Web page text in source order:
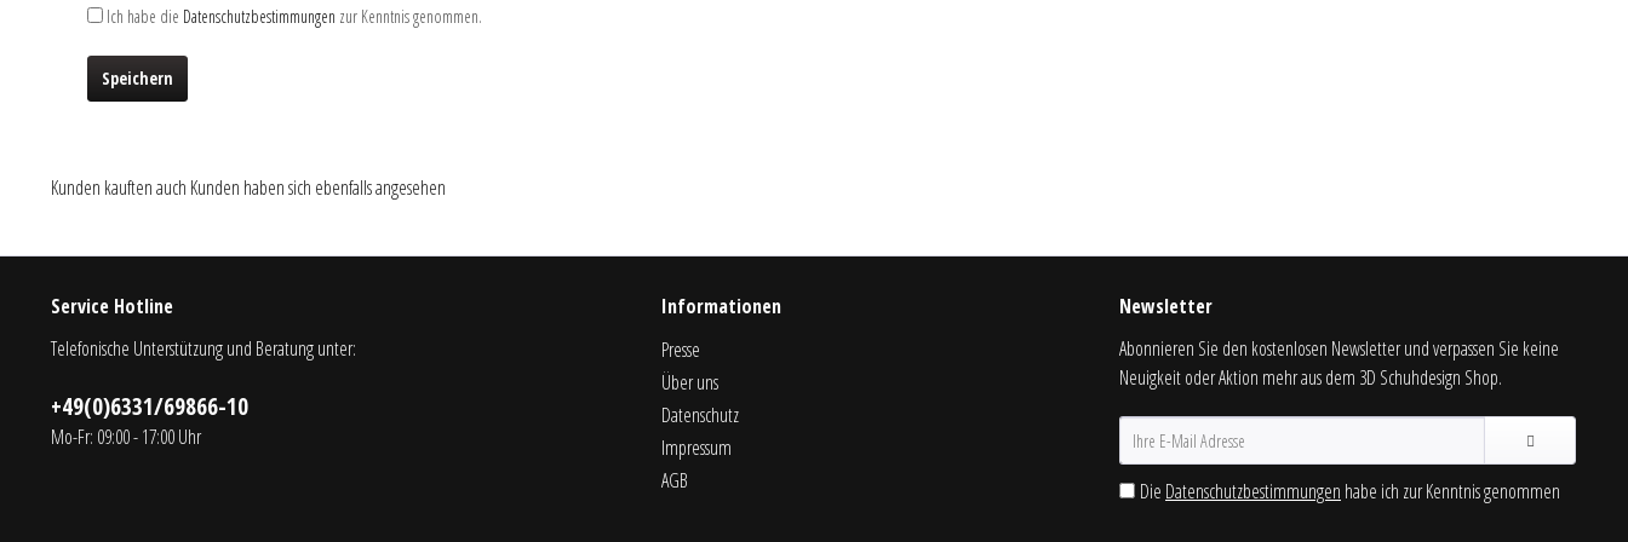
Ich habe die Datenschutzbestimmungen zur Kenntnis genommen.
Speichern
Kunden kauften auch Kunden haben sich ebenfalls angesehen
Service Hotline
Telefonische Unterstützung und Beratung unter:
+49(0)6331/69866-10
Mo-Fr: 09:00 - 17:00 Uhr
Informationen
Presse
Über uns
Datenschutz
Impressum
AGB
Newsletter
Abonnieren Sie den kostenlosen Newsletter und verpassen Sie keine
Neuigkeit oder Aktion mehr aus dem 3D Schuhdesign Shop.
Die Datenschutzbestimmungen habe ich zur Kenntnis genommen